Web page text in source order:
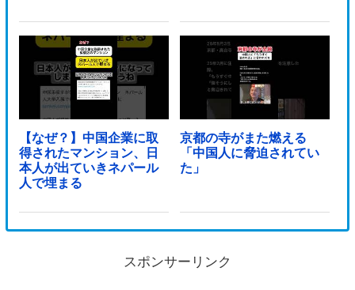
【なぜ？】中国企業に取
得されたマンション、日
本人が出ていきネパール
人で埋まる
京都の寺がまた燃える
「中国人に脅迫されてい
た」
スポンサーリンク